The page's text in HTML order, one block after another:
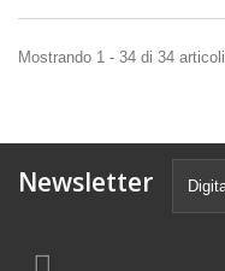
Mostrando 1 - 34 di 34 articoli
Newsletter